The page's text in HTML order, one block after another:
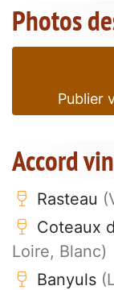
Photos
Publier
Accord
Rasteau
Coteaux
Loire, Blanc)
Banyuls